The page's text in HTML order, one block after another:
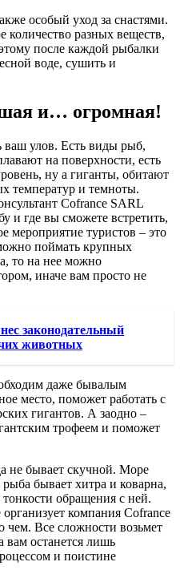
особый уход за снастями.
разных веществ,
после каждой рыбалки
воде, сушить и
и… огромная!
ваш улов. Есть виды рыб,
на поверхности, есть
ну а гиганты, обитают
температур и темноты.
Cofrance SARL
и где вы сможете встретить,
мероприятие туристов – это
поймать крупных
то на нее можно
иначе вам просто не
законодательный
животных
даже бывалым
место, поможет работать с
гигантов. А заодно –
трофеем и поможет
не бывает скучной. Море
бывает хитра и коварна,
обращения с ней.
компания Cofrance
чем. Все сложности возьмет
вам останется лишь
и поистине